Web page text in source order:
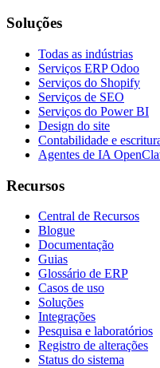
Soluções
Todas as indústrias
Serviços ERP Odoo
Serviços do Shopify
Serviços de SEO
Serviços do Power BI
Design do site
Contabilidade e
Agentes de IA
Recursos
Central de Recursos
Blogue
Documentação
Guias
Glossário de ERP
Casos de uso
Soluções
Integrações
Pesquisa e laboratórios
Registro de alterações
Status do sistema